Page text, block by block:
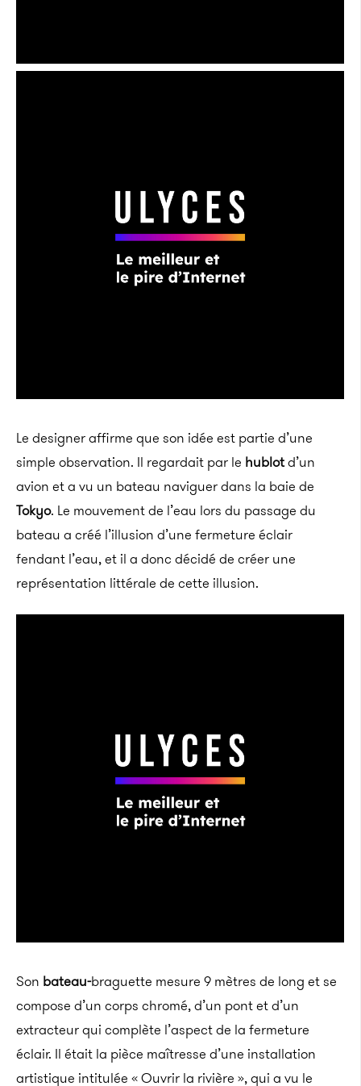
Le designer affirme que son idée est partie d’une
simple observation. Il regardait par le hublotd’un
avion et a vu un bateau naviguer dans la baie de
Tokyo. Le mouvement de l’eau lors du passage du
bateau a créé l’illusion d’une fermeture éclair
fendant l’eau, et il a donc décidé de créer une
représentation littérale de cette illusion.
Son bateau-braguette mesure 9 mètres de long et se
compose d’un corps chromé, d’un pont et d’un
extracteur qui complète l’aspect de la fermeture
éclair. Il était la pièce maîtresse d’une installation
artistique intitulée « Ouvrir la rivière », qui a vu le